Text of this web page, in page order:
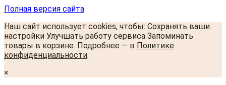
Полная версия сайта
Наш сайт использует cookies, чтобы: Сохранять ваши
настройки Улучшать работу сервиса Запоминать
товары в корзине. Подробнее — в Политике
конфиденциальности.
×